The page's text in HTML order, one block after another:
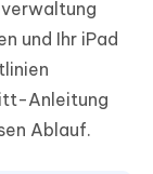
und Ihr iPad
Anleitung
Ablauf.